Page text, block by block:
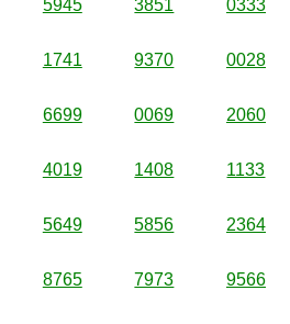
5945 3851 0333
1741 9370 0028
6699 0069 2060
4019 1408 1133
5649 5856 2364
8765 7973 9566